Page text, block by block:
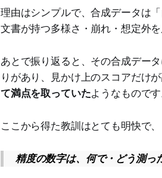
理由はシンプルで、合成データは
文書が持つ多様さ・崩れ・想定外
あとで振り返ると、その合成デー
りがあり、見かけ上のスコアだけ
て満点を取っていたようなものです
ここから得た教訓はとても明快で、
精度の数字は、何で・どう測っ